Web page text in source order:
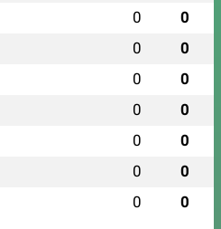
0 0
0 0
0 0
0 0
0 0
0 0
0 0